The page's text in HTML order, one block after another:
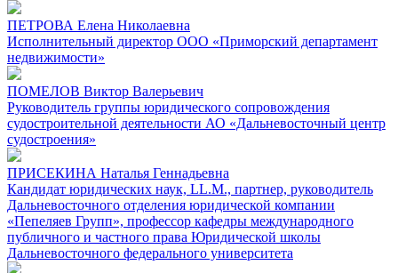
ПЕТРОВА Елена Николаевна
Исполнительный директор ООО «Приморский департамент
недвижимости»
ПОМЕЛОВ Виктор Валерьевич
Руководитель группы юридического сопровождения
судостроительной деятельности АО «Дальневосточный центр
судостроения»
ПРИСЕКИНА Наталья Геннадьевна
Кандидат юридических наук, LL.M., партнер, руководитель
Дальневосточного отделения юридической компании
«Пепеляев Групп», профессор кафедры международного
публичного и частного права Юридической школы
Дальневосточного федерального университета